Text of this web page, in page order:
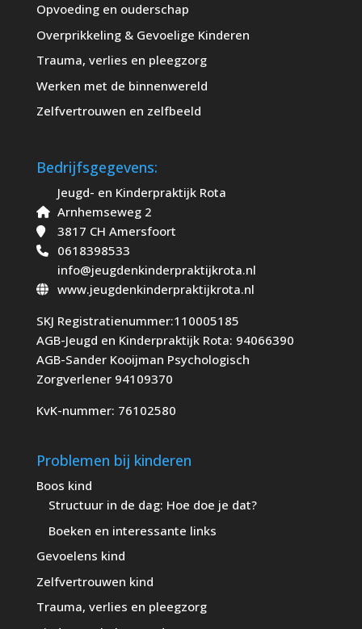
Opvoeding en ouderschap
Overprikkeling & Gevoelige Kinderen
Trauma, verlies en pleegzorg
Werken met de binnenwereld
Zelfvertrouwen en zelfbeeld
Bedrijfsgegevens:
Jeugd- en Kinderpraktijk Rota
Arnhemseweg 2
3817 CH Amersfoort
0618398533
info@jeugdenkinderpraktijkrota.nl
www.jeugdenkinderpraktijkrota.nl
SKJ Registratienummer:110005185
AGB-Jeugd en Kinderpraktijk Rota: 94066390
AGB-Sander Kooijman Psychologisch
Zorgverlener 94109370
KvK-nummer: 76102580
Problemen bij kinderen
Boos kind
Structuur in de dag: Hoe doe je dat?
Boeken en interessante links
Gevoelens kind
Zelfvertrouwen kind
Trauma, verlies en pleegzorg